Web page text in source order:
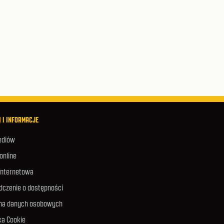
I INFORMACJE
o dostępności
danych osobowych
Cookie